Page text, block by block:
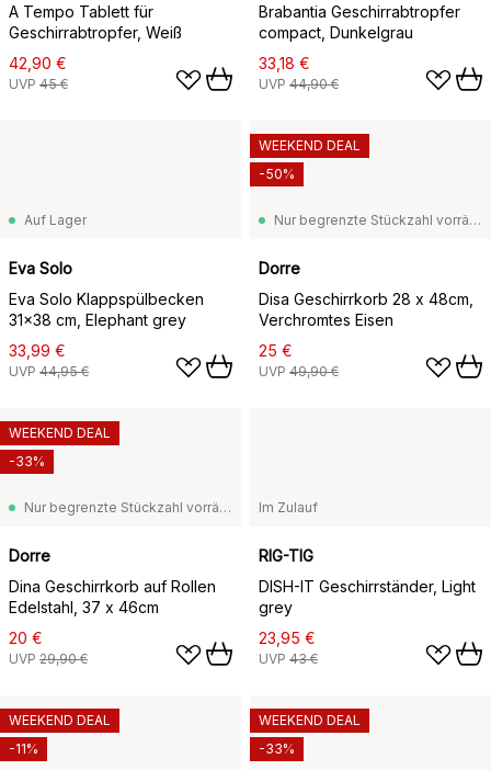
A Tempo Tablett für
Geschirrabtropfer, Weiß
42,90 €
UVP 45 €
Brabantia Geschirrabtropfer
compact, Dunkelgrau
33,18 €
UVP 44,90 €
Auf Lager
Eva Solo
Eva Solo Klappspülbecken
31x38 cm, Elephant grey
33,99 €
UVP 44,95 €
Nur begrenzte Stückzahl vorrätig
Dorre
Disa Geschirrkorb 28 x 48cm,
Verchromtes Eisen
25 €
UVP 49,90 €
WEEKEND DEAL
-50%
Nur begrenzte Stückzahl vorrätig
Dorre
Dina Geschirrkorb auf Rollen
Edelstahl, 37 x 46cm
20 €
UVP 29,90 €
WEEKEND DEAL
-33%
Im Zulauf
RIG-TIG
DISH-IT Geschirrständer, Light
grey
23,95 €
UVP 43 €
WEEKEND DEAL
-11%
WEEKEND DEAL
-33%